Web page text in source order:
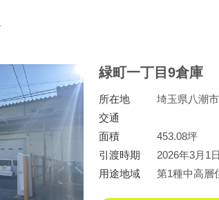
緑町一丁目9倉庫
所在地
埼玉県八潮
交通
面積
453.08坪
引渡時期
2026年3月1
用途地域
第1種中高層